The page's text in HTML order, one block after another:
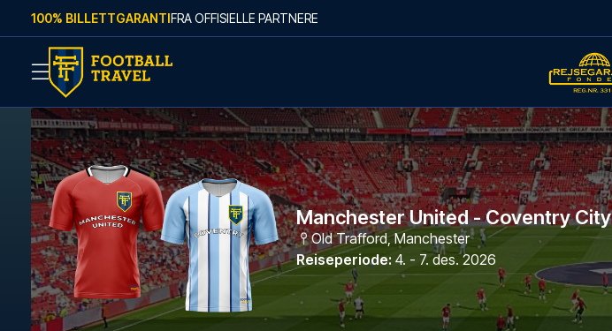
Skip to content
100% BILLETTGARANTIFRA OFFISIELLE PARTNERE
Manchester United - Coventry City
Old Trafford,Manchester
Reiseperiode: 4. - 7. des. 2026